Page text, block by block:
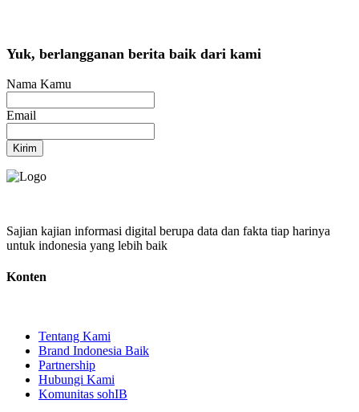
Yuk, berlangganan berita baik dari kami
Nama Kamu
Email
Kirim
Sajian kajian informasi digital berupa data dan fakta tiap harinya
untuk indonesia yang lebih baik
Konten
Tentang Kami
Brand Indonesia Baik
Partnership
Hubungi Kami
Komunitas sohIB